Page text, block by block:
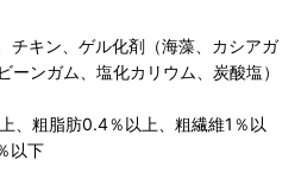
チキン、ゲル化剤（海藻、カシアガ
ーンガム、塩化カリウム、炭酸塩）
、粗脂肪0.4％以上、粗繊維1％以
以下